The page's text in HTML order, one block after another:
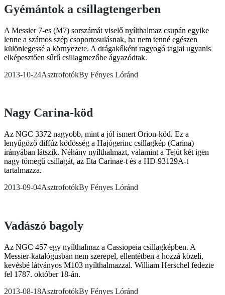
Gyémántok a csillagtengerben
A Messier 7-es (M7) sorszámát viselő nyílthalmaz csupán egyike
lenne a számos szép csoportosulásnak, ha nem tenné egészen
különlegessé a környezete. A drágakőként ragyogó tagjai ugyanis
elképesztően sűrű csillagmezőbe ágyazódtak.
2013-10-24AsztrofotókBy Fényes Lóránd
Nagy Carina-köd
Az NGC 3372 nagyobb, mint a jól ismert Orion-köd. Ez a
lenyűgöző diffúz ködösség a Hajógerinc csillagkép (Carina)
irányában látszik. Néhány nyílthalmazt, valamint a Tejút két igen
nagy tömegű csillagát, az Eta Carinae-t és a HD 93129A-t
tartalmazza.
2013-09-04AsztrofotókBy Fényes Lóránd
Vadászó bagoly
Az NGC 457 egy nyílthalmaz a Cassiopeia csillagképben. A
Messier-katalógusban nem szerepel, ellentétben a hozzá közeli,
kevésbé látványos M103 nyílthalmazzal. William Herschel fedezte
fel 1787. október 18-án.
2013-08-18AsztrofotókBy Fényes Lóránd